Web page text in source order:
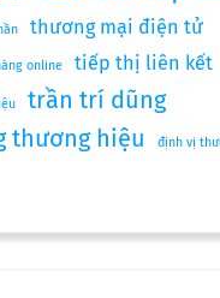
thương mại điện tử
online tiếp thị liên kết
trần trí dũng
thương hiệu
định vị